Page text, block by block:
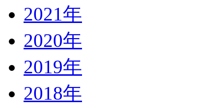
2021年
2020年
2019年
2018年